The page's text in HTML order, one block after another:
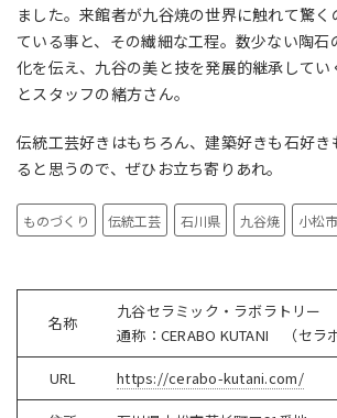
ま した。来館者が九谷焼の世界に触れて驚く
ている事と、その繊細な工程。数少ない陶石
化を伝え、九谷の美と技を発展的継承して
とスタッフの緒方さん。
伝統工芸好きはもちろん、建築好きも石好
ると思うので、ぜひお立ち寄りあれ。
ものづくり 伝統工芸 石川県 九谷焼 小松市
名称
九⾕セラミック・ラボラトリー
通称：CERABO KUTANI （セラ
URL https://cerabo-kutani.com/